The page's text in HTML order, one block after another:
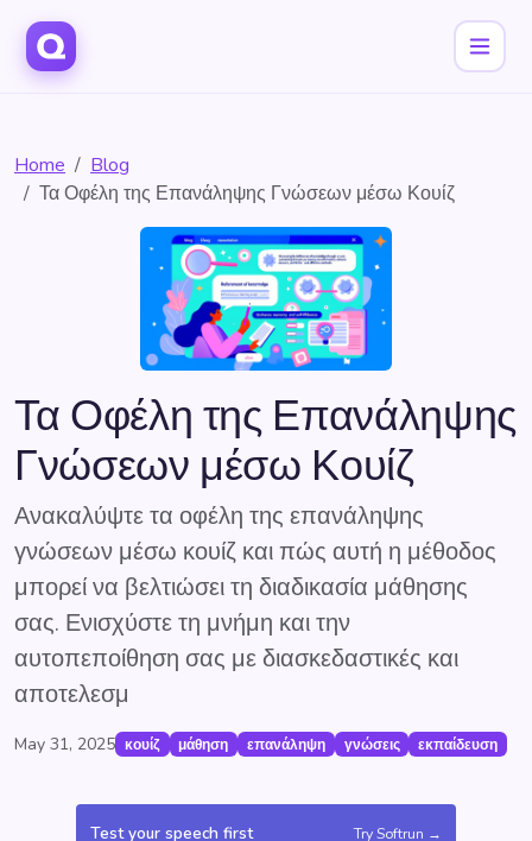
Home
Blog
Τα Οφέλη της Επανάληψης Γνώσεων μέσω Κουίζ
Τα Οφέλη της Επανάληψης
Γνώσεων μέσω Κουίζ
Ανακαλύψτε τα οφέλη της επανάληψης
γνώσεων μέσω κουίζ και πώς αυτή η μέθοδος
μπορεί να βελτιώσει τη διαδικασία μάθησης
σας. Ενισχύστε τη μνήμη και την
αυτοπεποίθηση σας με διασκεδαστικές και
αποτελεσμ
May 31, 2025 κουίζ μάθηση επανάληψη γνώσεις εκπαίδευση
Test your speech first Try Softrun →